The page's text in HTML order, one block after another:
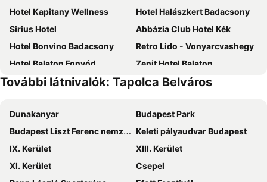
Hotel Kapitany Wellness
Hotel Halászkert Badacsony
Sirius Hotel
Abbázia Club Hotel Kék
Hotel Bonvino Badacsony
Retro Lido - Vonyarcvashegy
Hotel Balaton Fonyód
Zenit Hotel Balaton
Hotel Bacchus
Kristály Hotel
Hotel Gabriella
Partvilla Balatonboglar
Fenyves Yacht Club
Zoldhaz Bio Panzio
Hotel Panoráma
Hotel Magnólia
Balaton Vendégház Fonyód
Wellness Hotel Kakadu
További látnivalók: Tapolca Belváros
Dunakanyar
Budapest Park
Budapest Liszt Ferenc nemzetközi repülőtér
Keleti pályaudvar Budapest
IX. Kerület
XIII. Kerület
XI. Kerület
Csepel